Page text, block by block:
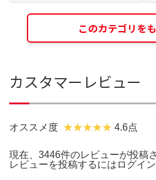
このカテゴリを
カスタマーレビュー
オススメ度 4.6点
現在、3446件のレビューが投稿
レビューを投稿するには ログイン